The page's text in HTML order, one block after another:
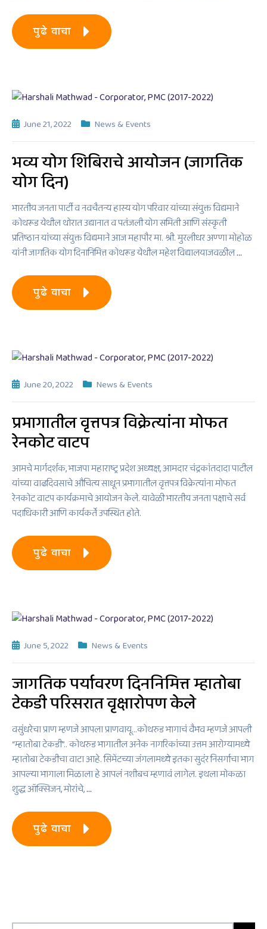
पुढे वाचा
June 21, 2022 News & Events
भव्य योग शिबिराचे आयोजन (जागतिक
योग दिन)
भारतीय जनता पार्टी व नवचैतन्य हास्य योग परिवार यांच्या संयुक्त विद्यमाने
कोथरूड येथील थोरात उद्यानात व पतंजली योग समिती आणि संस्कृती
प्रतिष्ठान यांच्या संयुक्त विद्यमाने आज महापौर मा. श्री. मुरलीधर अण्णा मोहोळ
यांनी जागतिक योग दिनानिमित्त कोथरूड येथील महेश विद्यालयाजवळील…
पुढे वाचा
June 20, 2022 News & Events
प्रभागातील वृत्तपत्र विक्रेत्यांना मोफत
रेनकोट वाटप
आमचे मार्गदर्शक, भाजपा महाराष्ट्र प्रदेश अध्यक्ष, आमदार चंद्रकांतदादा पाटील
यांच्या वाढदिवसाचे औचित्य साधून प्रभागातील वृत्तपत्र विक्रेत्यांना मोफत
रेनकोट वाटप कार्यक्रमाचे आयोजन केले. यावेळी भारतीय जनता पक्षाचे सर्व
पदाधिकारी आणि कार्यकर्ते उपस्थित होते.
पुढे वाचा
June 5, 2022 News & Events
जागतिक पर्यावरण दिननिमित्त म्हातोबा
टेकडी परिसरात वृक्षारोपण केले
वसुंधरेचा प्राण म्हणजे आपला प्राणवायू…कोथरुड भागाचं वैभव म्हणजे आपली
“म्हातोबा टेकडी”.. कोथरुड भागातील अनेक नागरिकांच्या उत्तम आरोग्यामध्ये
म्हातोबा टेकडीचा वाटा आहे. सिमेंटच्या जंगलामध्ये इतका सुदंर निसर्गाचा भाग
आपल्या भागाला मिळाला हे आपलं नशीबच म्हणावं लागेल. इथला मोकळा
शुद्ध ऑक्सिजन, मोरांचे,…
पुढे वाचा